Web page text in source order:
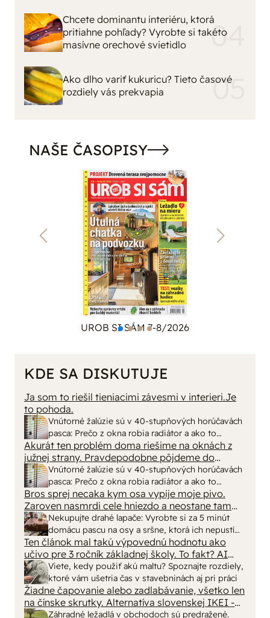
Chcete dominantu interiéru, ktorá
pritiahne pohľady? Vyrobte si takéto
masívne orechové svietidlo
Ako dlho variť kukuricu? Tieto časové
rozdiely vás prekvapia
NAŠE ČASOPISY
UROB SI SÁM 7-8/2026
KDE SA DISKUTUJE
Vnútorné žalúzie sú v 40-stupňových horúčavách
pasca: Prečo z okna robia radiátor a ako to
vyriešiť za pár eur?
Ja som to riešil tieniacimi závesmi v interieri.Je
to pohoda.
Vnútorné žalúzie sú v 40-stupňových horúčavách
pasca: Prečo z okna robia radiátor a ako to
vyriešiť za pár eur?
Akurát ten problém doma riešime na oknách z
južnej strany. Pravdepodobne pôjdeme do
vonkajšieho tienenia na spôsob markízy
250x150cm. Čínsky predajcovia idú okolo 100
eur kus.
Nekupujte drahé lapače: Vyrobte si za 5 minút
domácu pascu na osy a sršne, ktorá ich nepustí
von
Bros sprej necaka kym osa vypije moje pivo.
Zaroven nasmrdi cele hniezdo a neostane tam
nic zive. Vasa pasca naucinke moc efektivne.
Skor pritiahne slimaky
Viete, kedy použiť akú maltu? Spoznajte rozdiely,
ktoré vám ušetria čas v stavebninách aj pri práci
Ten článok mal takú výpovednú hodnotu ako
učivo pre 3 ročník základnej školy. To fakt? AI
alebo nejaka kniha z VŠ? Dnešné rychlotvrdnuce
malty - pevnosť 40 Mpa a doba schnutia tak 15
minut , k tomu vodotesné s kryštálikou. A rozdiel
- schnutie a zretie. Nič?
Záhradné ležadlá v obchodoch sú predražené.
Žiadne čapovanie alebo zadlabávanie, všetko len
na čínske skrutky. Alternatíva slovenskej IKEI -
čo sa týka pevnosti. Autor si nedal veľa námahy s